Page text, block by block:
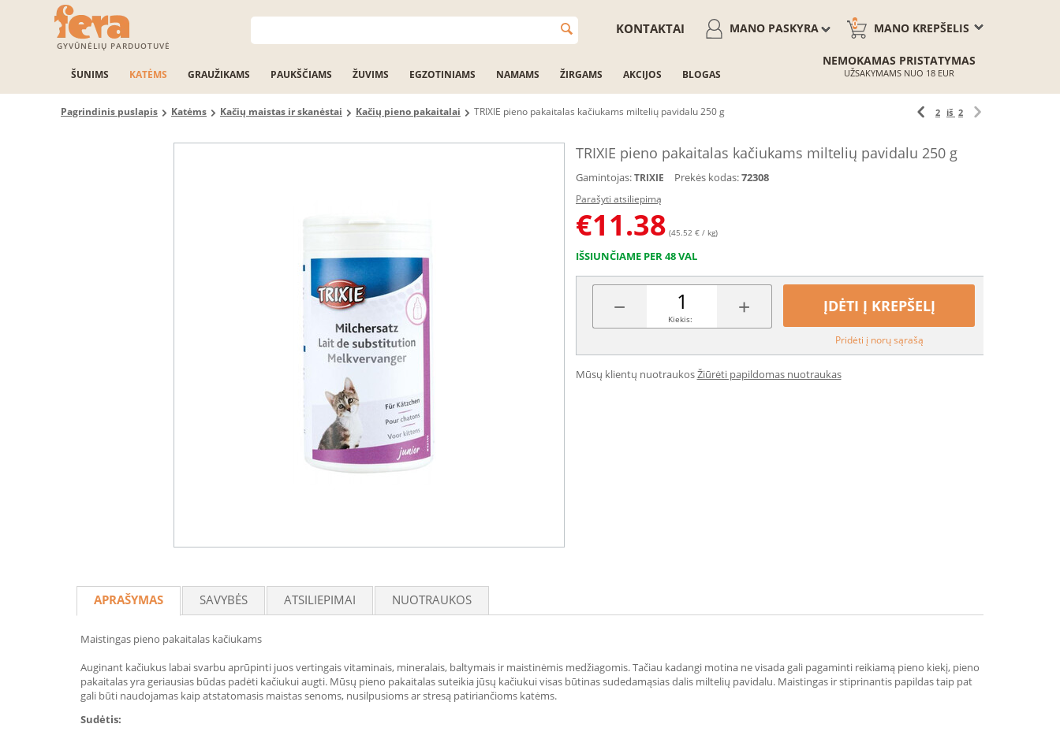
GYVŪNĖLIŲ PARDUOTUVĖ
MANO KREPŠELIS
0
MANO PASKYRA
KONTAKTAI
ŠUNIMS KATĖMS GRAUŽIKAMS PAUKŠČIAMS ŽUVIMS EGZOTINIAMS NAMAMS ŽIRGAMS AKCIJOS BLOGAS
NEMOKAMAS PRISTATYMAS
UŽSAKYMAMS NUO 18 EUR
Pagrindinis puslapis Katėms Kačių maistas ir skanėstai Kačių pieno pakaitalai TRIXIE pieno pakaitalas kačiukams miltelių pavidalu 250 g 2 iš 2
TRIXIE pieno pakaitalas kačiukams miltelių pavidalu 250 g
Gamintojas: TRIXIE Prekės kodas:72308
Parašyti atsiliepimą
€11.38 (45.52 € / kg)
IŠSIUNČIAME PER 48 VAL
− +
Kiekis:
ĮDĖTI Į KREPŠELĮ
Pridėti į norų sąrašą
Mūsų klientų nuotraukosŽiūrėti papildomas nuotraukas
APRAŠYMAS SAVYBĖS ATSILIEPIMAI NUOTRAUKOS
Maistingas pieno pakaitalas kačiukams
Auginant kačiukus labai svarbu aprūpinti juos vertingais vitaminais, mineralais, baltymais ir maistinėmis medžiagomis. Tačiau kadangi motina ne visada gali pagaminti reikiamą pieno kiekį, pieno
pakaitalas yra geriausias būdas padėti kačiukui augti. Mūsų pieno pakaitalas suteikia jūsų kačiukui visas būtinas sudedamąsias dalis miltelių pavidalu. Maistingas ir stiprinantis papildas taip pat
gali būti naudojamas kaip atstatomasis maistas senoms, nusilpusioms ar stresą patiriančioms katėms.
Sudėtis: